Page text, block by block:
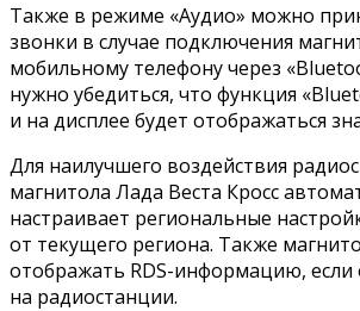
Также в режиме «Аудио» можно
звонки в случае подключения
мобильному телефону через
нужно убедиться, что функция
и на дисплее будет отображаться
Для наилучшего воздействия
магнитола Лада Веста Кросс
настраивает региональные
от текущего региона. Также
отображать RDS-информацию, если
на радиостанции.